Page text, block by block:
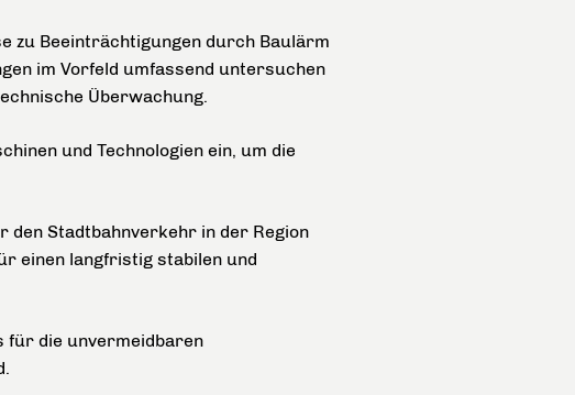
zu Beeinträchtigungen durch Baulärm
im Vorfeld umfassend untersuchen
Überwachung.
und Technologien ein, um die
Stadtbahnverkehr in der Region
einen langfristig stabilen und
für die unvermeidbaren